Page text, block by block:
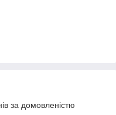
за домовленістю